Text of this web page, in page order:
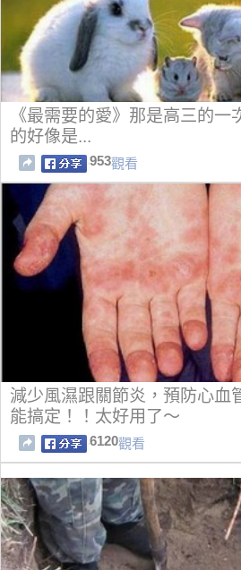
《最需要的愛》那是高三的一
的好像是...
953觀看
減少風濕跟關節炎，預防心血
能搞定！！太好用了～
6120觀看